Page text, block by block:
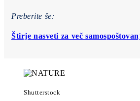
Preberite še:
Štirje nasveti za več
Shutterstock